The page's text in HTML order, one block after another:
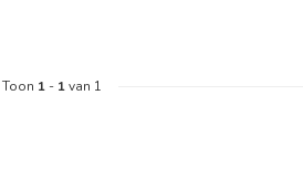
Toon 1 - 1van 1